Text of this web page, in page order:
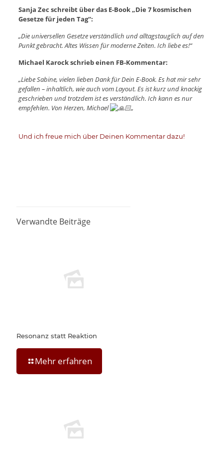
Sanja Zec schreibt über das E-Book „Die 7 kosmischen
Gesetze für jeden Tag“:
„Die universellen Gesetze verständlich und alltagstauglich auf den
Punkt gebracht. Altes Wissen für moderne Zeiten. Ich liebe es!“
Michael Karock schrieb einen FB-Kommentar:
„Liebe Sabine, vielen lieben Dank für Dein E-Book. Es hat mir sehr
gefallen – inhaltlich, wie auch vom Layout. Es ist kurz und knackig
geschrieben und trotzdem ist es verständlich. Ich kann es nur
empfehlen. Von Herzen, Michael
„
Und ich freue mich über Deinen Kommentar dazu!
Verwandte Beiträge
Resonanz statt Reaktion
Mehr erfahren